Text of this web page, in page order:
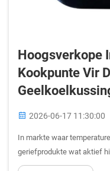
Hoogsverkope
Kookpunte Vir
2026-06-17 11:30:00
In markte waar
geriefprodukte wat aktief
geword eerder as